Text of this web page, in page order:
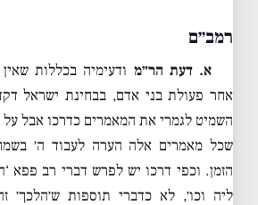
רמב״ם
א. דעת הר״מ ודעימיה בכללות
אחר פעולת בני אדם, בבחינת ישראל
השמיט לגמרי את המאמרים כדרכו אבל על
שכל מאמרים אלה הערה לעבוד ה׳
הזמן. וכפי דרכו יש לפרש דברי רב פפא
ליה וכו׳, לא כדברי תוספות ש׳הלכך׳